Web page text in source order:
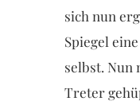
sich nun
Spiegel
selbst. Nun
Treter